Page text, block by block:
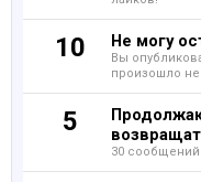
10 Не могу
Вы
произошло
5
30